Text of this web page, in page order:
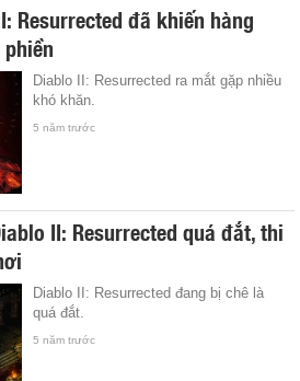
Resurrected đã khiến hàng
Diablo II: Resurrected ra mắt gặp nhiều
khó khăn.
5 năm trước
II: Resurrected quá đắt, thi
Diablo II: Resurrected đang bị chê là
quá đắt.
5 năm trước